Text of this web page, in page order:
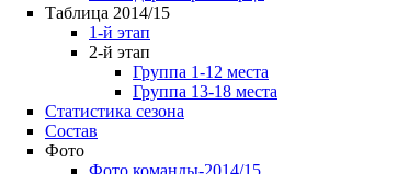
Таблица 2014/15
1-й этап
2-й этап
Группа 1-12 места
Группа 13-18 места
Статистика сезона
Состав
Фото
Фото команды-2014/15